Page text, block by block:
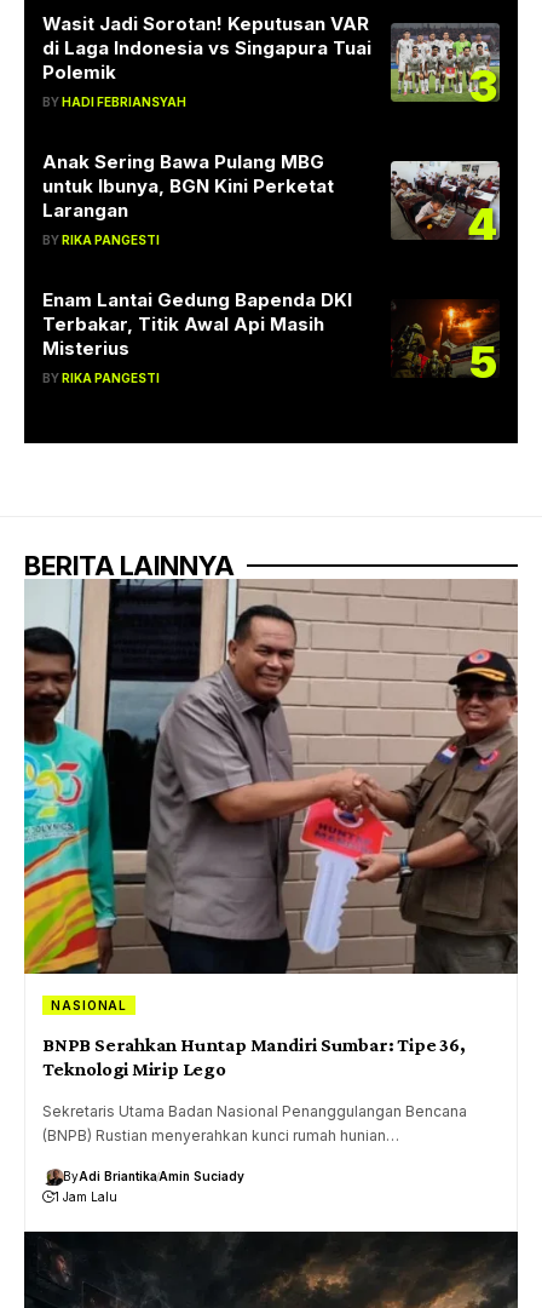
Wasit Jadi Sorotan! Keputusan VAR
di Laga Indonesia vs Singapura Tuai
Polemik
BYHADI FEBRIANSYAH 3
Anak Sering Bawa Pulang MBG
untuk Ibunya, BGN Kini Perketat
Larangan
BYRIKA PANGESTI 4
Enam Lantai Gedung Bapenda DKI
Terbakar, Titik Awal Api Masih
Misterius
BYRIKA PANGESTI 5
BERITA LAINNYA
NASIONAL
BNPB Serahkan Huntap Mandiri Sumbar: Tipe 36,
Teknologi Mirip Lego
Sekretaris Utama Badan Nasional Penanggulangan Bencana
(BNPB) Rustian menyerahkan kunci rumah hunian…
ByAdi BriantikaAmin Suciady
1 Jam Lalu